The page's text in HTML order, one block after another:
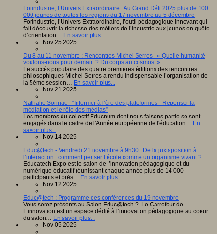
Forindustrie, l’Univers Extraordinaire : Au Grand Défi 2025 plus de 100
000 jeunes de toutes les régions du 17 novembre au 5 décembre
Forindustrie, l’Univers Extraordinaire, l’outil pédagogique innovant qui
fait découvrir la richesse des métiers de l’industrie aux jeunes en quête
d’orientation… En savoir plus...
Nov 25 2025
Du 8 au 11 novembre : Rencontres Michel Serres : « Quelle humanité
voulons-nous pour demain ? Du corps au cosmos. »
Le succès populaire des quatre premières éditions des rencontres
philosophiques Michel Serres a rendu indispensable l’organisation de
la 5ème session… En savoir plus...
Nov 21 2025
Nathalie Sonnac - “Informer à l’ère des plateformes - Repenser la
médiation et le rôle des médias”
Les membres du collectif Educnum dont nous faisons partie se sont
engagés dans le cadre de l'Année européenne de l'éducation… En
savoir plus...
Nov 14 2025
Educ@tech - Vendredi 21 novembre à 9h30 : De la juxtaposition à
l’interaction : comment penser l’école comme un organisme vivant ?
Educatech Expo est le salon de l’innovation pédagogique et du
numérique éducatif réunissant chaque année plus de 14 000
participants et près… En savoir plus...
Nov 12 2025
Educ@tech : Programme des conférences du 19 novembre
Vous serez présents au Salon Educ@tech ? Le Carrefour de
L’innovation est un espace dédié à l’innovation pédagogique au coeur
du salon… En savoir plus...
Nov 05 2025